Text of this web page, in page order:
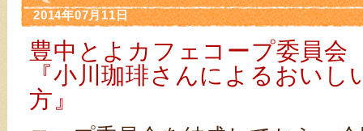
2014年07月11日
豊中とよカフェコープ委員会
『小川珈琲さんによるおい
方』